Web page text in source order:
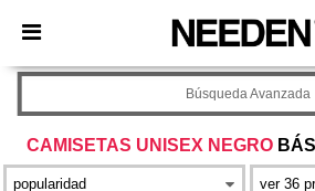
× App de Needen
¡Mejores precios en app!
CAMISETAS UNISEX NEGRO
Búsqueda Avanzada